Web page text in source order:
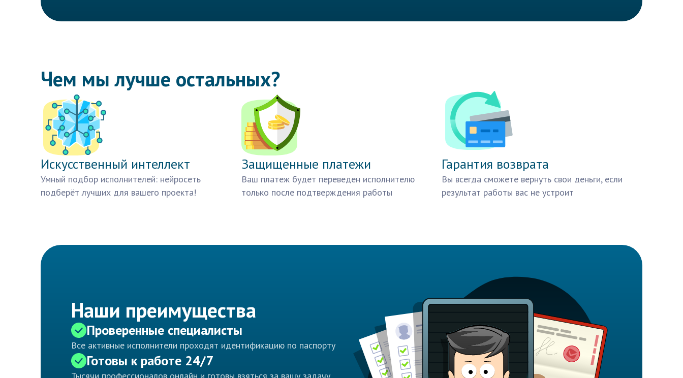
Чем мы лучше остальных?
Искусственный интеллект
Умный подбор исполнителей: нейросеть
подберёт лучших для вашего проекта!
Защищенные платежи
Ваш платеж будет переведен исполнителю
только после подтверждения работы
Гарантия возврата
Вы всегда сможете вернуть свои деньги, если
результат работы вас не устроит
Наши преимущества
Проверенные специалисты
Все активные исполнители проходят идентификацию по паспорту
Готовы к работе 24/7
Тысячи профессионалов онлайн и готовы взяться за вашу задачу